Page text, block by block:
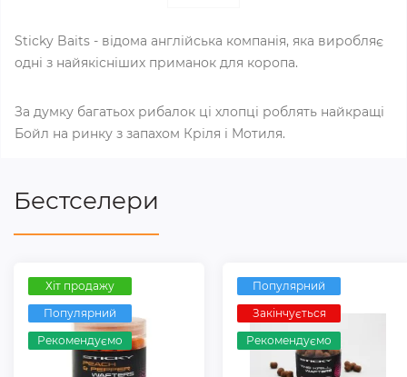
Sticky Baits - відома англійська компанія, яка виробляє
одні з найякісніших приманок для коропа.
За думку багатьох рибалок ці хлопці роблять найкращі
Бойл на ринку з запахом Кріля і Мотиля.
Бестселери
Хіт продажу
Популярний
Рекомендуємо
Популярний
Закінчується
Рекомендуємо